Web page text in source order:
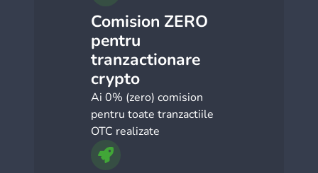
Comision ZERO
pentru
tranzactionare
crypto
Ai 0% (zero) comision
pentru toate tranzactiile
OTC realizate